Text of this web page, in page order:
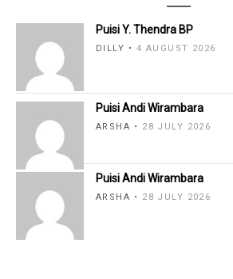
Puisi Y. Thendra BP
DILLY 4 AUGUST 2026
Puisi Andi Wirambara
ARSHA 28 JULY 2026
Puisi Andi Wirambara
ARSHA 28 JULY 2026